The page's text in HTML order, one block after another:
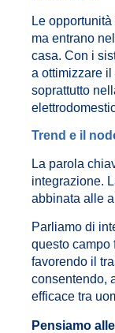
Le
ma entrano
casa. Con i
a ottimizzare
soprattutto
Trend e il
La parola
integrazione.
abbinata alle
Parliamo di
questo campo
favorendo il
consentendo,
efficace tra
Pensiamo